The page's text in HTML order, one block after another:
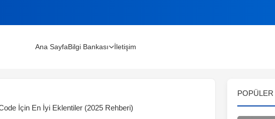
Rehberi (2026)
Ana SayfaBilgi Bankası İletişim
İçin En İyi Eklentiler (2025 Rehberi)
POPÜLER